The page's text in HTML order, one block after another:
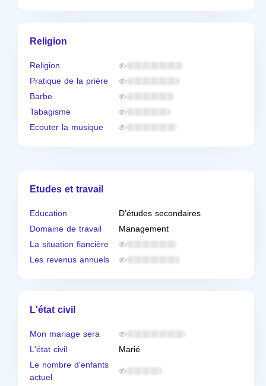
Religion
Religion
Pratique de la prière
Barbe
Tabagisme
Ecouter la musique
Etudes et travail
Education
D’études secondaires
Domaine de travail
Management
La situation fiancière
Les revenus annuels
L'état civil
Mon mariage sera
L'état civil
Marié
Le nombre d'enfants
actuel